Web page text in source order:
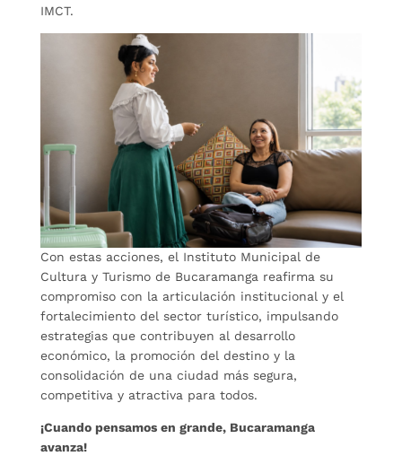
IMCT.
Con estas acciones, el Instituto Municipal de
Cultura y Turismo de Bucaramanga reafirma su
compromiso con la articulación institucional y el
fortalecimiento del sector turístico, impulsando
estrategias que contribuyen al desarrollo
económico, la promoción del destino y la
consolidación de una ciudad más segura,
competitiva y atractiva para todos.
¡Cuando pensamos en grande, Bucaramanga
avanza!